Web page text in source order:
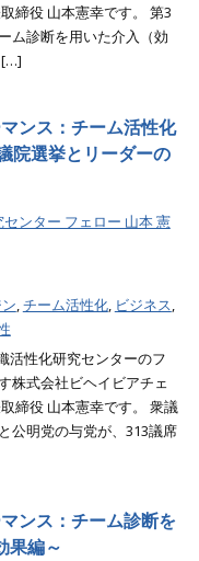
締役 山本憲幸です。 第3
ム診断を用いた介入（効
[…]
ンス：チーム活性化
院選挙とリーダーの
センター フェロー 山本 憲
チーム活性化, ビジネス
活性化研究センターのフ
株式会社ビヘイビアチェ
締役 山本憲幸です。 衆議
公明党の与党が、313議席
ンス：チーム診断を
果編～